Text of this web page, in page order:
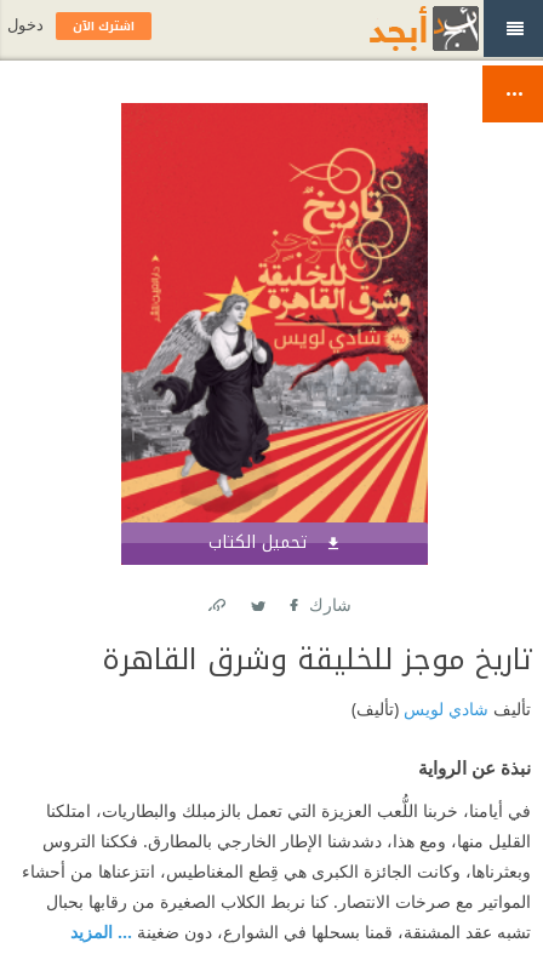
تحميل الكتاب
شارك
تاريخ موجز للخليقة وشرق القاهرة
تأليف شادي لويس (تأليف)
نبذة عن الرواية
في أيامنا، خربنا اللُّعب العزيزة التي تعمل بالزمبلك والبطاريات، امتلكنا
القليل منها، ومع هذا، دشدشنا الإطار الخارجي بالمطارق. فككنا التروس
وبعثرناها، وكانت الجائزة الكبرى هي قِطع المغناطيس، انتزعناها من أحشاء
المواتير مع صرخات الانتصار. كنا نربط الكلاب الصغيرة من رقابها بحبال
تشبه عقد المشنقة، قمنا بسحلها في الشوارع، دون ضغينة ... المزيد
اشترك الآن دخول